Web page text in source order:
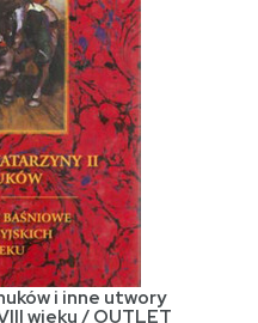
i inne utwory
wieku / OUTLET